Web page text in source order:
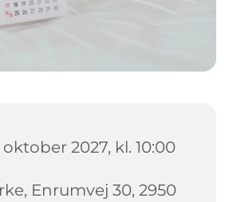
2027, kl. 10:00
Enrumvej 30, 2950